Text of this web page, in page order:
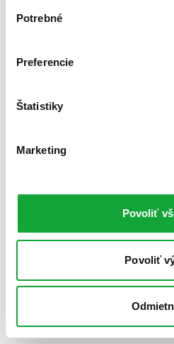
súhlasu
Potrebné
Preferencie
Štatistiky
Marketing
Povoliť
Povoliť